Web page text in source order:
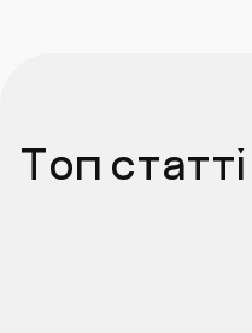
Топ статті